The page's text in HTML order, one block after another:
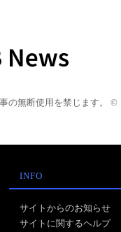
の無断使用を禁じます。 ©
INFO
サイトからのお知らせ
サイトに関するヘルプ